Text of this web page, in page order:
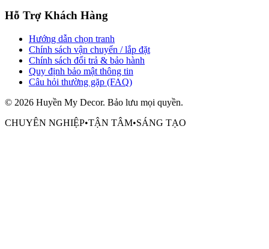
Hỗ Trợ Khách Hàng
Hướng dẫn chọn tranh
Chính sách vận chuyển / lắp đặt
Chính sách đổi trả & bảo hành
Quy định bảo mật thông tin
Câu hỏi thường gặp (FAQ)
© 2026 Huyền My Decor. Bảo lưu mọi quyền.
CHUYÊN NGHIỆP•TẬN TÂM•SÁNG TẠO